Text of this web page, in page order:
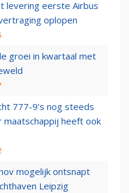
levering eerste Airbus
oplopen
groei in kwartaal met
777-9’s nog steeds
maatschappij heeft ook
mogelijk ontsnapt
Leipzig